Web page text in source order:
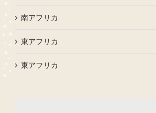
南アフリカ
東アフリカ
東アフリカ